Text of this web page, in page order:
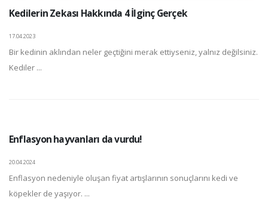
Kedilerin Zekası Hakkında 4 İlginç Gerçek
17.04.2023
Bir kedinin aklından neler geçtiğini merak ettiyseniz, yalnız değilsiniz.
Kediler ...
Enflasyon hayvanları da vurdu!
20.04.2024
Enflasyon nedeniyle oluşan fiyat artışlarının sonuçlarını kedi ve
köpekler de yaşıyor. ...